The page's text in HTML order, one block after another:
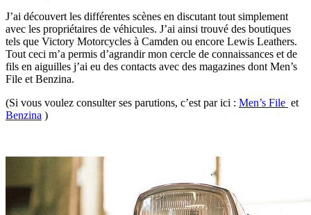
J’ai découvert les différentes scènes en discutant tout simplement
avec les propriétaires de véhicules. J’ai ainsi trouvé des boutiques
tels que Victory Motorcycles à Camden ou encore Lewis Leathers.
Tout ceci m’a permis d’agrandir mon cercle de connaissances et de
fils en aiguilles j’ai eu des contacts avec des magazines dont Men’s
File et Benzina.
(Si vous voulez consulter ses parutions, c’est par ici : Men’s File et
Benzina )